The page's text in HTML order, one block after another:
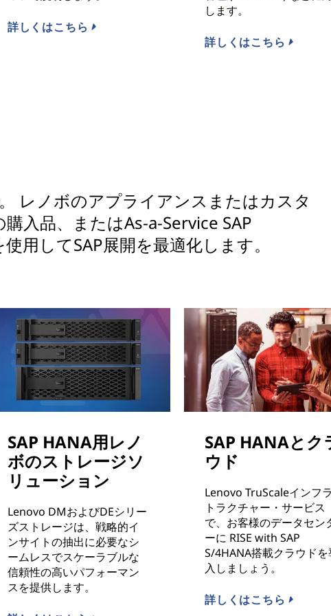
詳しくはこちら
します。
詳しくはこちら
レノボのアプライアンスまたはカスタ
入品、またはAs-a-Service SAP
用してSAP展開を最適化します。
SAP HANA用レノ
ボのストレージソ
リューション
Lenovo DMおよびDEシリー
ズストレージは、戦略的イ
ンサイトの抽出に必要なシ
ームレスでスケーラブルな
信頼性の高いパフォーマン
スを提供します。
SAP HANAとク
ウド
Lenovo TruScaleインフ
トラクチャー・サービス
で、お客様のデータセン
ーに RISE with SAP
S/4HANA搭載クラウドを
入しましょう。
詳しくはこちら